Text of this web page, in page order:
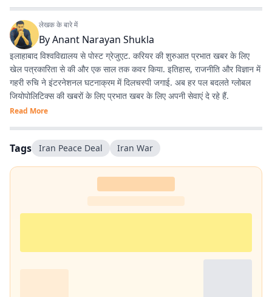
लेखक के बारे में
ByAnant Narayan Shukla
इलाहाबाद विश्वविद्यालय से पोस्ट ग्रेजुएट. करियर की शुरुआत प्रभात खबर के लिए
खेल पत्रकारिता से की और एक साल तक कवर किया. इतिहास, राजनीति और विज्ञान में
गहरी रुचि ने इंटरनेशनल घटनाक्रम में दिलचस्पी जगाई. अब हर पल बदलते ग्लोबल
जियोपोलिटिक्स की खबरों के लिए प्रभात खबर के लिए अपनी सेवाएं दे रहे हैं.
Read More
Tags Iran Peace Deal Iran War